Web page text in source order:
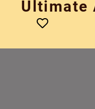
Ultimate